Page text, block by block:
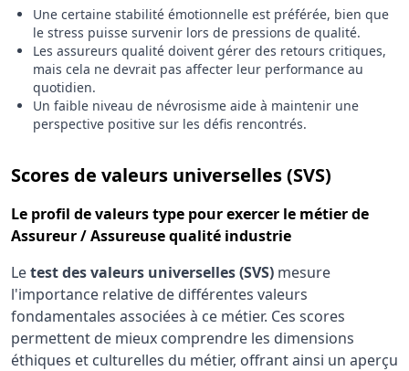
Une certaine stabilité émotionnelle est préférée, bien que
le stress puisse survenir lors de pressions de qualité.
Les assureurs qualité doivent gérer des retours critiques,
mais cela ne devrait pas affecter leur performance au
quotidien.
Un faible niveau de névrosisme aide à maintenir une
perspective positive sur les défis rencontrés.
Scores de valeurs universelles (SVS)
Le profil de valeurs type pour exercer le métier de
Assureur / Assureuse qualité industrie
Letest des valeurs universelles (SVS) mesure
l'importance relative de différentes valeurs
fondamentales associées à ce métier. Ces scores
permettent de mieux comprendre les dimensions
éthiques et culturelles du métier, offrant ainsi un aperçu